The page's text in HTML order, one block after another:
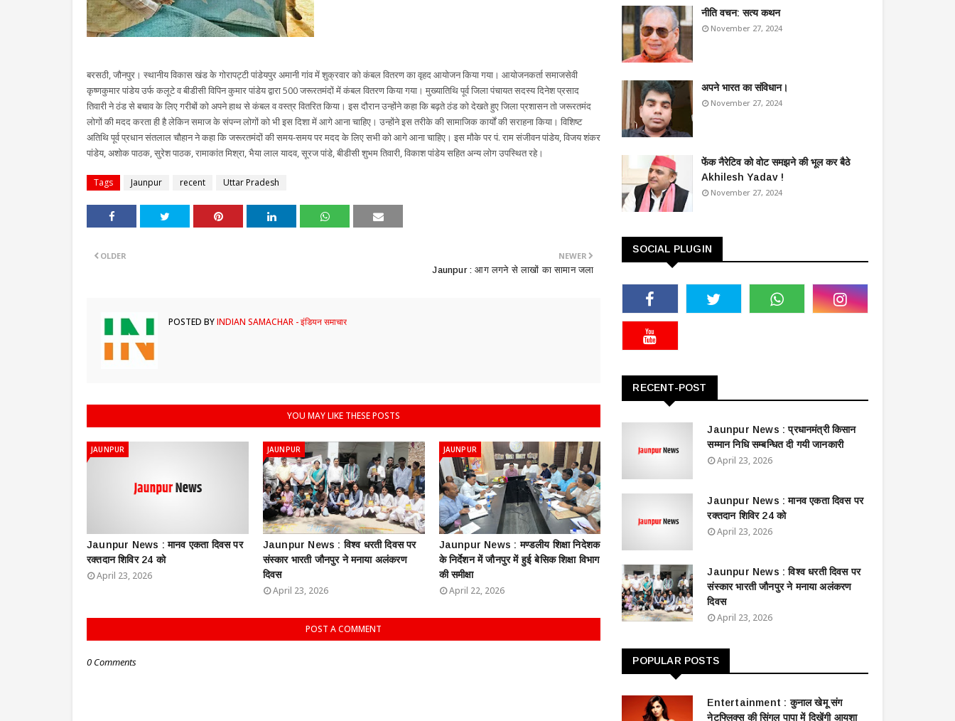
बरसठी, जौनपुर। स्थानीय विकास खंड के गोरापट्टी पांडेयपुर अमानी गांव में शुक्रवार को कंबल वितरण का वृहद आयोजन किया गया। आयोजनकर्ता समाजसेवी
कृष्णकुमार पांडेय उर्फ कलूटे व बीडीसी विपिन कुमार पांडेय द्वारा 500 जरूरतमंदों में कंबल वितरण किया गया। मुख्यातिथि पूर्व जिला पंचायत सदस्य दिनेश प्रसाद
तिवारी ने ठंड से बचाव के लिए गरीबों को अपने हाथ से कंबल व वस्त्र वितरित किया। इस दौरान उन्होंने कहा कि बढ़ते ठंड को देखते हुए जिला प्रशासन तो जरूरतमंद
लोगों की मदद करता ही है लेकिन समाज के संपन्न लोगों को भी इस दिशा में आगे आना चाहिए। उन्होंने इस तरीके की सामाजिक कार्यों की सराहना किया। विशिष्ट
अतिथि पूर्व प्रधान संतलाल चौहान ने कहा कि जरूरतमंदों की समय-समय पर मदद के लिए सभी को आगे आना चाहिए। इस मौके पर पं. राम संजीवन पांडेय, विजय शंकर
पांडेय, अशोक पाठक, सुरेश पाठक, रामाकांत मिश्रा, भैया लाल यादव, सूरज पांडे, बीडीसी शुभम तिवारी, विकाश पांडेय सहित अन्य लोग उपस्थित रहे।
Tags Jaunpur recent Uttar Pradesh
NEWER
Jaunpur : आग लगने से लाखों का सामान जला
OLDER
POSTED BYINDIAN SAMACHAR - इंडियन समाचार
YOU MAY LIKE THESE POSTS
JAUNPUR
Jaunpur News : ​मानव एकता दिवस पर
रक्तदान शिविर 24 को
April 23, 2026
JAUNPUR
Jaunpur News : विश्व धरती दिवस पर
संस्कार भारती जौनपुर ने मनाया अलंकरण
दिवस
April 23, 2026
JAUNPUR
Jaunpur News : ​मण्डलीय शिक्षा निदेशक
के निर्देशन में जौनपुर में हुई बेसिक शिक्षा विभाग
की समीक्षा
April 22, 2026
POST A COMMENT
0 Comments
​नीति वचन: सत्य कथन
November 27, 2024
अपने भारत का संविधान।
November 27, 2024
फेंक नैरेटिव को वोट समझने की भूल कर बैठे
Akhilesh Yadav !
November 27, 2024
SOCIAL PLUGIN
RECENT-POST
Jaunpur News : ​प्रधानमंत्री किसान
सम्मान निधि सम्बन्धित दी गयी जानकारी
April 23, 2026
Jaunpur News : ​मानव एकता दिवस पर
रक्तदान शिविर 24 को
April 23, 2026
Jaunpur News : विश्व धरती दिवस पर
संस्कार भारती जौनपुर ने मनाया अलंकरण
दिवस
April 23, 2026
POPULAR POSTS
Entertainment : ​​​​कुनाल खेमू संग
नेटफ्लिक्स की सिंगल पापा में दिखेंगी आयशा